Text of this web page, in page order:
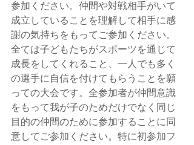
参加ください。仲間や対戦相手がいて
成立していることを理解して相手に感
謝の気持ちをもってご参加ください。
全ては子どもたちがスポーツを通じて
成長をしてくれること、一人でも多く
の選手に自信を付けてもらうことを願
っての大会です。全参加者が仲間意識
をもって我が子のためだけでなく同じ
目的の仲間のために参加することに同
意してご参加ください。特に初参加フ